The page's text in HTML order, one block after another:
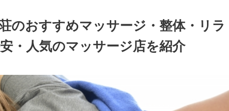
のおすすめマッサージ・整体・リラ
・人気のマッサージ店を紹介